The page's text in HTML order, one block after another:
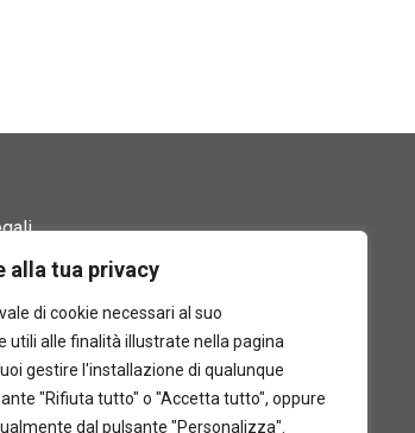
alla tua privacy
di cookie necessari al suo
utili alle finalità illustrate nella pagina
gestire l'installazione di qualunque
"Rifiuta tutto" o "Accetta tutto", oppure
dal pulsante "Personalizza".